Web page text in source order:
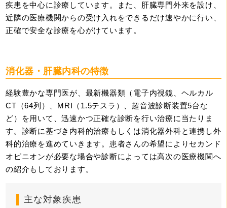
疾患を中心に診療しています。また、肝臓専門外来を設け、
近隣の医療機関からの受け入れをできるだけ速やかに行い、
正確で安全な診療を心がけています。
消化器・肝臓内科の特徴
経験豊かな専門医が、最新機器類（電子内視鏡、ヘルカル
CT（64列）、MRI（1.5テスラ）、超音波診断装置5台な
ど）を用いて、迅速かつ正確な診断を行い治療に当たりま
す。診断に基づき内科的治療もしくは消化器外科と連携し外
科的治療を進めていきます。患者さんの希望によりセカンド
オピニオンが必要な場合や診断によっては高次の医療機関へ
の紹介もしております。
主な対象疾患